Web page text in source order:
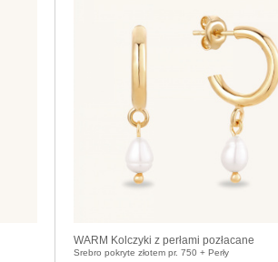
WARM Kolczyki z perłami pozłacane
Srebro pokryte złotem pr. 750 + Perły